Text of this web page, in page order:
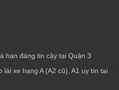
hạn đáng tin cậy tại Quận 3
lái xe hạng A (A2 cũ), A1 uy tín tại